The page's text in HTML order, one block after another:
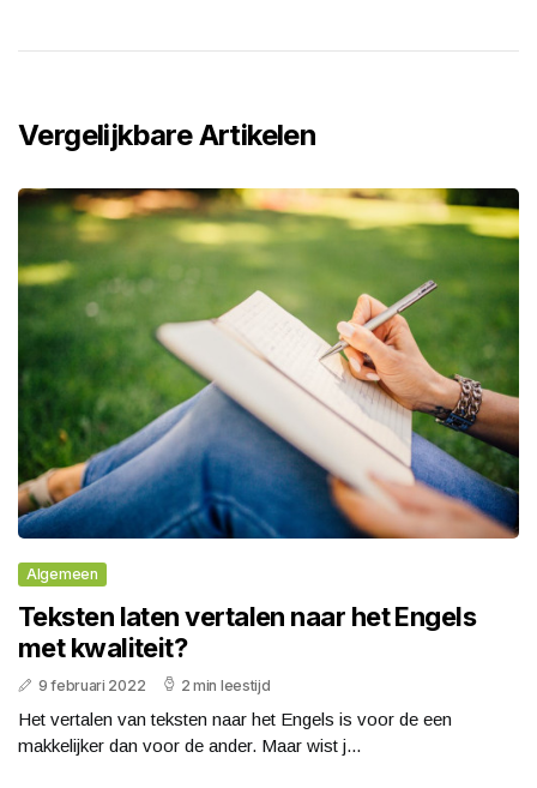
Vergelijkbare Artikelen
Algemeen
Teksten laten vertalen naar het Engels
met kwaliteit?
9 februari 2022 2 min leestijd
Het vertalen van teksten naar het Engels is voor de een
makkelijker dan voor de ander. Maar wist j...